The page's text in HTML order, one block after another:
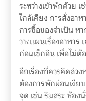
ระหว่างเข้าพักด้วย เ
ใกล้เคียง การสั่งอา
การซื้อของจำเป็น ห
วางแผนเรื่องอาหาร
ก่อนเช็กอิน เพื่อไม่ต้
อีกเรื่องที่ควรคิดล่วง
ต้องการพักผ่อนเงีย
จุด เช่น ริมสระ ห้อง